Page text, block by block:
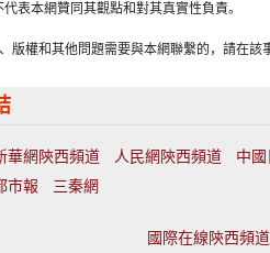
表本網贊同其觀點和對其真實性負責。
版權和其他問題需要與本網聯繫的，請在該
華網陝西頻道 人民網陝西頻道
中
市報 三秦網
國際在線陝西頻